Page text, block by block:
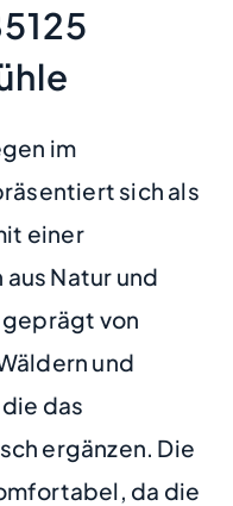
im
sich als
einer
Natur und
von
und
das
ergänzen. Die
da die